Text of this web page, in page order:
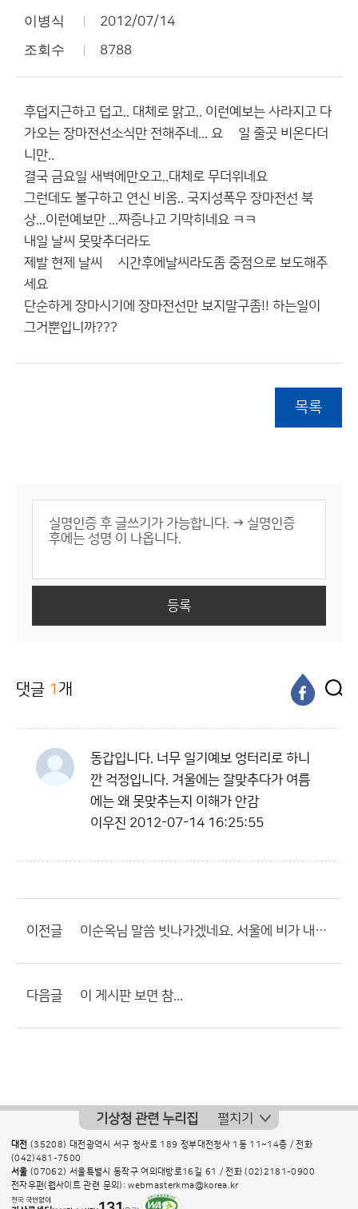
이병식 2012/07/14
조회수 8788
후덥지근하고 덥고.. 대체로 맑고.. 이런예보는 사라지고 다
가오는 장마전선소식만 전해주네... 요 몆일 줄곳 비온다더
니만..
결국 금요일 새벽에만오고..대체로 무더위네요
그런데도 불구하고 연신 비옴.. 국지성폭우 장마전선 북
상...이런예보만 ...짜증나고 기막히네요 ㅋㅋ
내일 날씨 못맞추더라도
제발 현제 날씨 몆시간후에날씨라도좀 중점으로 보도해주
세요
단순하게 장마시기에 장마전선만 보지말구좀!! 하는일이
그거뿐입니까???
목록
등록
댓글 1 개
동갑입니다. 너무 일기예보 엉터리로 하니
깐 걱정입니다. 겨울에는 잘맞추다가 여름
에는 왜 못맞추는지 이해가 안감
이우진 2012-07-14 16:25:55
이전글 이순옥님 말씀 빗나가겠네요. 서울에 비가 내릴듯 선희님 말대로
다음글 이 게시판 보면 참...
기상청 관련 누리집 펼치기
대전 (35208) 대전광역시 서구 청사로 189 정부대전청사 1동 11~14층 / 전화
(042)481-7500
서울 (07062) 서울특별시 동작구 여의대방로16길 61 / 전화(02)2181-0900
전자우편(웹사이트 관련 문의): webmasterkma@korea.kr